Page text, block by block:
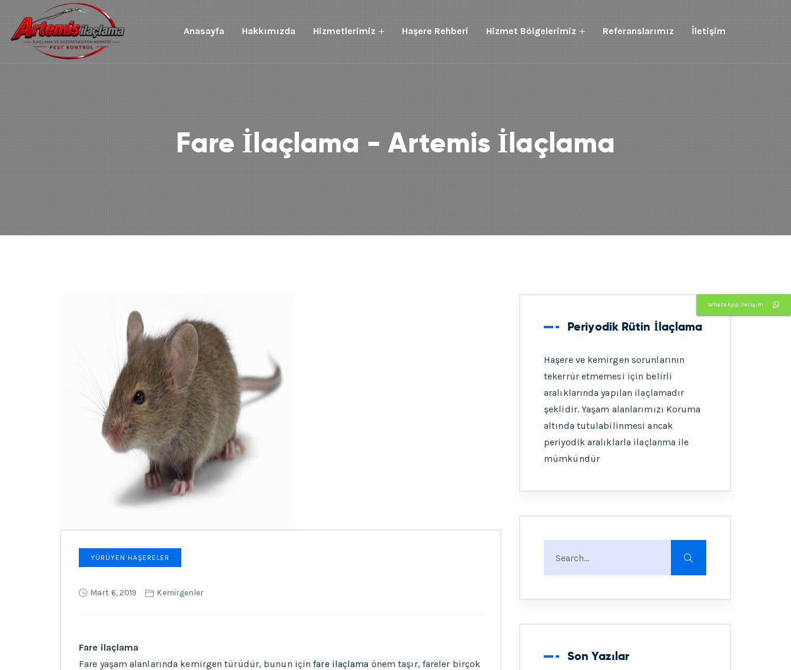
Anasayfa Hakkımızda Hizmetlerimiz Haşere Rehberi Hizmet Bölgelerimiz Referanslarımız İletişim
Fare İlaçlama - Artemis İlaçlama
YÜRÜYEN HAŞERELER
Mart 6, 2019 Kemirgenler
Fare ilaçlama
Fare yaşam alanlarında kemirgen türüdür, bunun içinfare ilaçlama önem taşır, fareler birçok
Periyodik Rütin İlaçlama
Haşere ve kemirgen sorunlarının
tekerrür etmemesi için belirli
aralıklarında yapılan ilaçlamadır
şeklidir. Yaşam alanlarımızı Koruma
altında tutulabilinmesi ancak
periyodik aralıklarla ilaçlanma ile
mümkündür
Son Yazılar
WhatsApp İletişim